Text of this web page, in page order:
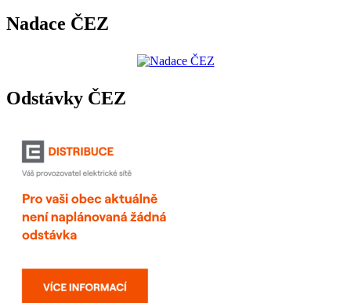
Nadace ČEZ
Odstávky ČEZ